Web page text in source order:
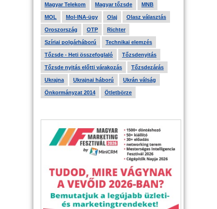
Magyar Telekom Magyar tőzsde MNB
MOL Mol-INA-ügy Olaj Olasz választás
Oroszország OTP Richter
Szíriai polgárháború Technikai elemzés
Tőzsde - Heti összefoglaló Tőzsdenyitás
Tőzsde nyitás előtti várakozás Tőzsdezárás
Ukrajna Ukrajnai háború Ukrán válság
Önkormányzat 2014 Ötletbörze